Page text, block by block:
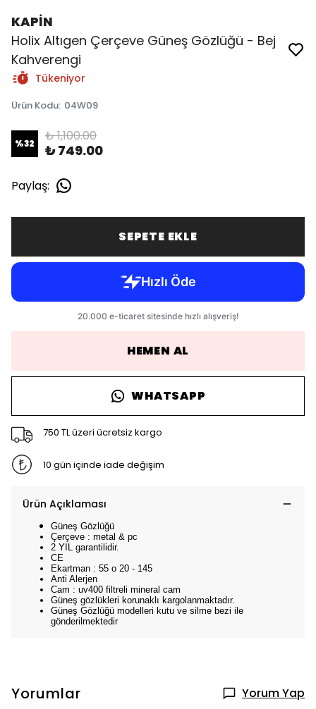
KAPİN
Holix Altıgen Çerçeve Güneş Gözlüğü - Bej
Kahverengi
Tükeniyor
Ürün Kodu: 04W09
%32 ₺ 1,100.00
₺ 749.00
Paylaş:
SEPETE EKLE
HEMEN AL
WHATSAPP
750 TL üzeri ücretsiz kargo
10 gün içinde iade değişim
Ürün Açıklaması
Güneş Gözlüğü
Çerçeve : metal & pc
2 YIL garantilidir.
CE
Ekartman : 55 o 20 - 145
Anti Alerjen
Cam : uv400 filtreli mineral cam
Güneş gözlükleri korunaklı kargolanmaktadır.
Güneş Gözlüğü modelleri kutu ve silme bezi ile
gönderilmektedir
Yorumlar Yorum Yap